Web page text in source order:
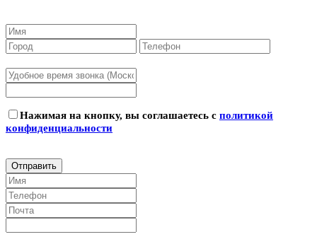
Нажимая на кнопку, вы соглашаетесь с политикой
конфиденциальности